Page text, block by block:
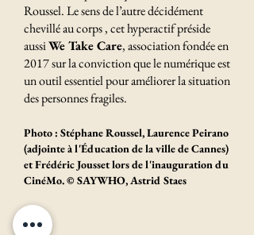
Roussel. Le sens de l’autre décidément
chevillé au corps , cet hyperactif préside
aussiWe Take Care, association fondée en
2017 sur la conviction que le numérique est
un outil essentiel pour améliorer la situation
des personnes fragiles.
Photo : Stéphane Roussel, Laurence Peirano
(adjointe à l'Éducation de la ville de Cannes)
et Frédéric Jousset lors de l'inauguration du
CinéMo. © SAYWHO, Astrid Staes
Derniers articles